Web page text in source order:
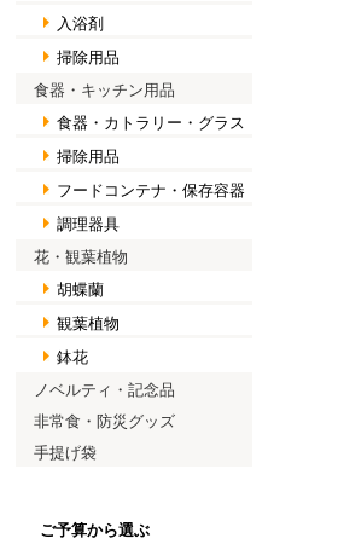
入浴剤
掃除用品
食器・キッチン用品
食器・カトラリー・グラス
掃除用品
フードコンテナ・保存容器
調理器具
花・観葉植物
胡蝶蘭
観葉植物
鉢花
ノベルティ・記念品
非常食・防災グッズ
手提げ袋
ご予算から選ぶ